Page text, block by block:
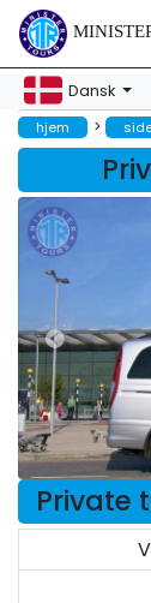
Dansk
hjem >
Private